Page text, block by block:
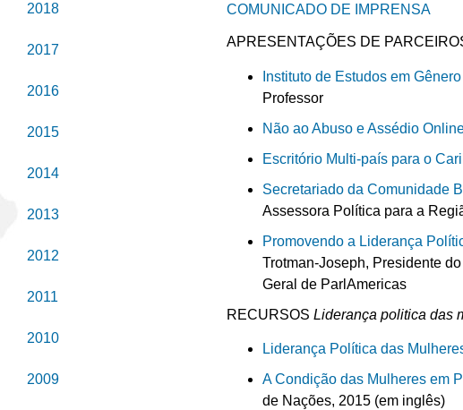
2018
2017
2016
2015
2014
2013
2012
2011
2010
2009
COMUNICADO DE IMPRENSA
APRESENTAÇÕES DE
Instituto de Estudos em
Professor
Não ao Abuso e Assédio
Escritório Multi-país para o
Secretariado da Comunidade
Assessora Política para a
Promovendo a Liderança
Trotman-Joseph, Presidente
Geral de ParlAmericas
RECURSOSLiderança politica das
Liderança Política das
A Condição das Mulheres em
de Nações, 2015 (em inglês)